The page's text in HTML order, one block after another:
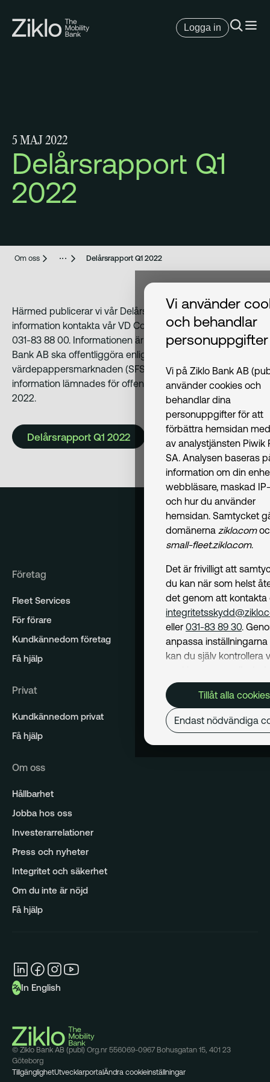
Logga in
5 MAJ 2022
Delårsrapport Q1
2022
Om oss Delårsrapport Q1 2022
Härmed publicerar vi vår Delårsrapport Q1 2022. För mer
information kontakta vår VD Conny Bergström på telefon
031-83 88 00. Informationen är sådan som Volvofinans
Bank AB ska offentliggöra enligt Lag om
värdepappersmarknaden (SFS 2007:528). Denna
information lämnades för offentliggörande den 6 maj
2022.
Delårsrapport Q1 2022
Företag
Fleet Services
För förare
Kundkännedom företag
Få hjälp
Privat
Kundkännedom privat
Få hjälp
Om oss
Hållbarhet
Jobba hos oss
Investerarrelationer
Press och nyheter
Integritet och säkerhet
Om du inte är nöjd
Få hjälp
In English
© Ziklo Bank AB (publ) Org.nr 556069-0967 Bohusgatan 15, 401 23
Göteborg
TillgänglighetUtvecklarportalÄndra cookieinställningar
Vi använder
och behandlar
personuppgifter
Vi på Ziklo Bank AB
använder cookies och
behandlar dina
personuppgifter för att
förbättra hemsidan
av analystjänsten Piwik
SA. Analysen baseras
information om din
webbläsare, maskad
och hur du använder
hemsidan. Samtycket
domänerna ziklo.com
small-fleet.ziklo.com.
Det är frivilligt att
du kan när som helst
det genom att kontakta
eller 031-83 89 30.
anpassa
kan du själv kontrollera
Cookiepolicykan du
om hur vi använder
och hur du kan undvika
Mer om behandling av
personuppgifter hittar
Tillåt alla cookies
Endast nödvändiga